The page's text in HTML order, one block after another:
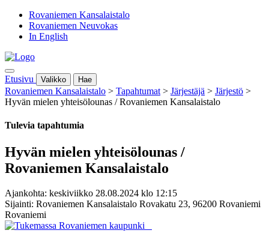
Rovaniemen Kansalaistalo
Rovaniemen Neuvokas
In English
Etusivu Valikko Hae
Rovaniemen Kansalaistalo > Tapahtumat > Järjestäjä > Järjestö >
Hyvän mielen yhteisölounas / Rovaniemen Kansalaistalo
Tulevia tapahtumia
Hyvän mielen yhteisölounas /
Rovaniemen Kansalaistalo
Ajankohta: keskiviikko 28.08.2024 klo 12:15
Sijainti: Rovaniemen Kansalaistalo Rovakatu 23, 96200 Rovaniemi
Rovaniemi